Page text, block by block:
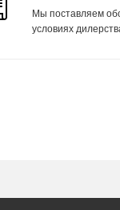
Мы поставляем
условиях